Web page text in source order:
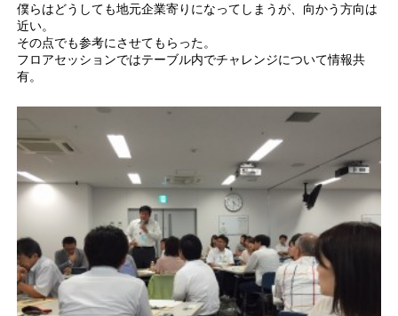
僕らはどうしても地元企業寄りになってしまうが、向かう方向は
近い。
その点でも参考にさせてもらった。
フロアセッションではテーブル内でチャレンジについて情報共
有。